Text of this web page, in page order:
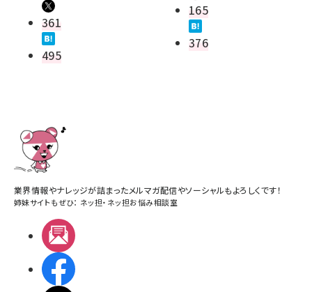
361
495
165
376
業界情報やナレッジが詰まったメルマガ配信やソーシャルもよろしくです！
姉妹サイトもぜひ： ネッ担・ ネッ担お悩み相談室